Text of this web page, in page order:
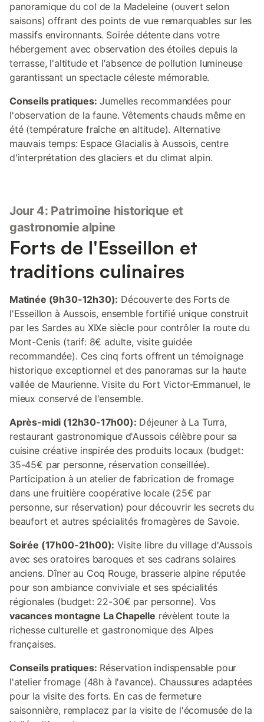
panoramique du col de la Madeleine (ouvert selon
saisons) offrant des points de vue remarquables sur les
massifs environnants. Soirée détente dans votre
hébergement avec observation des étoiles depuis la
terrasse, l'altitude et l'absence de pollution lumineuse
garantissant un spectacle céleste mémorable.
Conseils pratiques: Jumelles recommandées pour
l'observation de la faune. Vêtements chauds même en
été (température fraîche en altitude). Alternative
mauvais temps: Espace Glacialis à Aussois, centre
d'interprétation des glaciers et du climat alpin.
Jour 4: Patrimoine historique et
gastronomie alpine
Forts de l'Esseillon et
traditions culinaires
Matinée (9h30-12h30): Découverte des Forts de
l'Esseillon à Aussois, ensemble fortifié unique construit
par les Sardes au XIXe siècle pour contrôler la route du
Mont-Cenis (tarif: 8€ adulte, visite guidée
recommandée). Ces cinq forts offrent un témoignage
historique exceptionnel et des panoramas sur la haute
vallée de Maurienne. Visite du Fort Victor-Emmanuel, le
mieux conservé de l'ensemble.
Après-midi (12h30-17h00): Déjeuner à La Turra,
restaurant gastronomique d'Aussois célèbre pour sa
cuisine créative inspirée des produits locaux (budget:
35-45€ par personne, réservation conseillée).
Participation à un atelier de fabrication de fromage
dans une fruitière coopérative locale (25€ par
personne, sur réservation) pour découvrir les secrets du
beaufort et autres spécialités fromagères de Savoie.
Soirée (17h00-21h00): Visite libre du village d'Aussois
avec ses oratoires baroques et ses cadrans solaires
anciens. Dîner au Coq Rouge, brasserie alpine réputée
pour son ambiance conviviale et ses spécialités
régionales (budget: 22-30€ par personne). Vos
vacances montagne La Chapelle révèlent toute la
richesse culturelle et gastronomique des Alpes
françaises.
Conseils pratiques: Réservation indispensable pour
l'atelier fromage (48h à l'avance). Chaussures adaptées
pour la visite des forts. En cas de fermeture
saisonnière, remplacez par la visite de l'écomusée de la